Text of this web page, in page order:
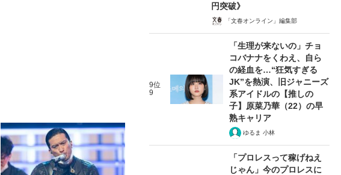
円突破》
「文春オンライン」編集部
9位
9
「生理が来ないの」チョ
コバナナをくわえ、自ら
の経血を…“狂気すぎる
JK”を熱演、旧ジャニーズ
系アイドルの【推しの
子】原菜乃華（22）の早
熟キャリア
ゆるま 小林
「プロレスって稼げねえ
じゃん」今のプロレスに